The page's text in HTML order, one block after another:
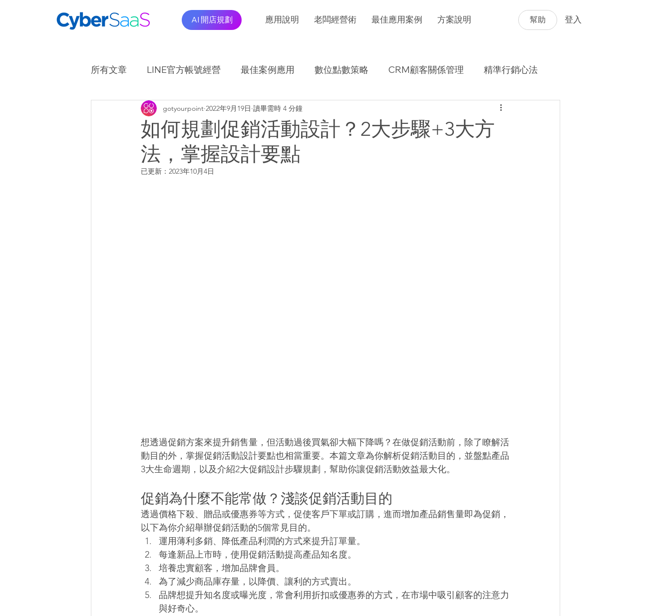
AI 開店規劃 應用說明 老闆經營術 最佳應用案例 方案說明 幫助 登入
所有文章 LINE官方帳號經營 最佳案例應用 數位點數策略 CRM顧客關係管理 精準行銷心法
OMO商圈應用實例 AI應用發展及趨勢 交易報表怎麼看
如何規劃促銷活動設計？2大步驟+3大方
法，掌握設計要點
gotyourpoint 2022年9月19日 讀畢需時 4 分鐘
已更新： 2023年10月4日
想透過促銷方案來提升銷售量，但活動過後買氣卻大幅下降嗎？在做促銷活動前，除了瞭解活
動目的外，掌握促銷活動設計要點也相當重要。本篇文章為你解析促銷活動目的，並盤點產品
3大生命週期，以及介紹2大促銷設計步驟規劃，幫助你讓促銷活動效益最大化。
促銷為什麼不能常做？淺談促銷活動目的
透過價格下殺、贈品或優惠券等方式，促使客戶下單或訂購，進而增加產品銷售量即為促銷，
以下為你介紹舉辦促銷活動的5個常見目的。
運用薄利多銷、降低產品利潤的方式來提升訂單量。
每逢新品上市時，使用促銷活動提高產品知名度。
培養忠實顧客，增加品牌會員。
為了減少商品庫存量，以降價、讓利的方式賣出。
品牌想提升知名度或曝光度，常會利用折扣或優惠券的方式，在市場中吸引顧客的注意力
與好奇心。